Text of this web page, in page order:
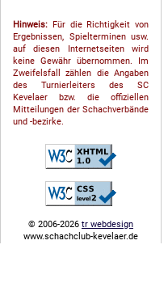
Hinweis: Für die Richtigkeit von
Ergebnissen, Spielterminen usw.
auf diesen Internetseiten wird
keine Gewähr übernommen. Im
Zweifelsfall zählen die Angaben
des Turnierleiters des SC
Kevelaer bzw. die offiziellen
Mitteilungen der Schach­ver­bände
und -bezirke.
© 2006-2026 tr webdesign
www.schachclub-kevelaer.de